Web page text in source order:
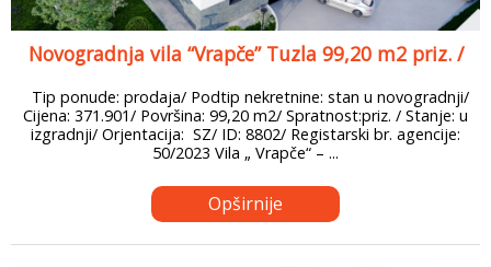
Novogradnja vila “Vrapče” Tuzla 99,20 m2 priz. /
Tip ponude: prodaja/ Podtip nekretnine: stan u novogradnji/
Cijena: 371.901/ Površina: 99,20 m2/ Spratnost:priz. / Stanje: u
izgradnji/ Orjentacija: SZ/ ID: 8802/ Registarski br. agencije:
50/2023 Vila „ Vrapče“ – ...
Opširnije